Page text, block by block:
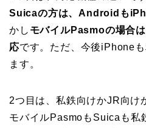
Suicaの方は、Androidも
かし モバイルPasmoの場合
応です。ただ、今後iPhone
ます。
2つ目は、私鉄向けかJR向け
モバイルPasmoもSuicaも私